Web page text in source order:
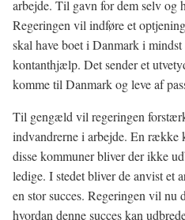
arbejde. Til gavn for dem selv og
Regeringen vil indføre et
skal have boet i Danmark i
kontanthjælp. Det sender et
komme til Danmark og leve af
Til gengæld vil regeringen
indvandrerne i arbejde. En række
disse kommuner bliver der ikke
ledige. I stedet bliver de anvist et
en stor succes. Regeringen vil nu
hvordan denne succes kan